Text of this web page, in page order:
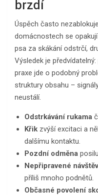
brzdí
Úspěch často
domácnostech se
psa za skákání odstrčí,
Výsledek je
praxe jde o podobný
struktury obsahu –
neustálí.
Odstrkávání rukama
Křik zvýší excitaci a
dalšímu kontaktu.
Pozdní odměna
Nepřipravené
příliš mnoho podnětů.
Občasné povolení